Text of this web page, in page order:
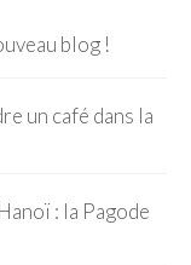
blog !
un café dans la
: la Pagode